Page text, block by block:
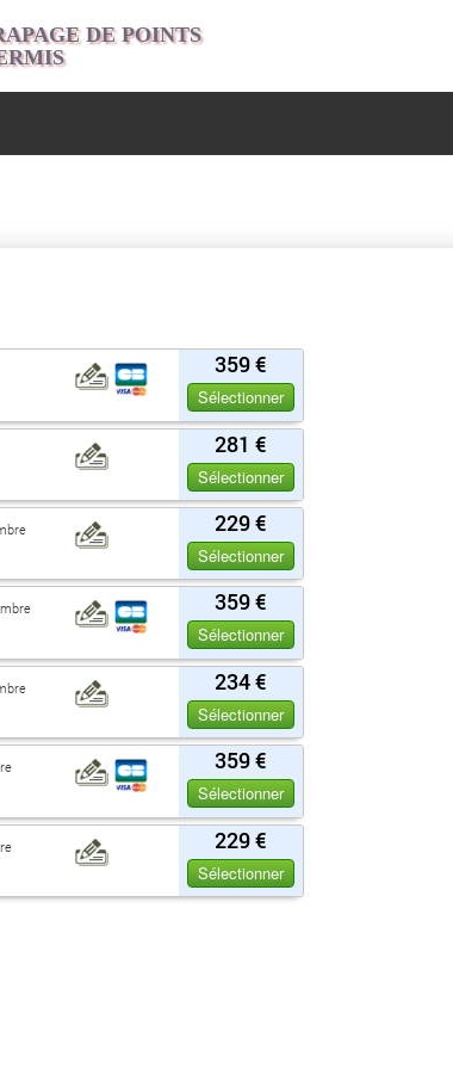
DE POINTS
359 €
Sélectionner
281 €
Sélectionner
229 €
Sélectionner
359 €
Sélectionner
234 €
Sélectionner
359 €
Sélectionner
229 €
Sélectionner